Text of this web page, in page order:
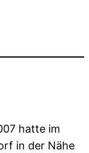
hatte im
in der Nähe